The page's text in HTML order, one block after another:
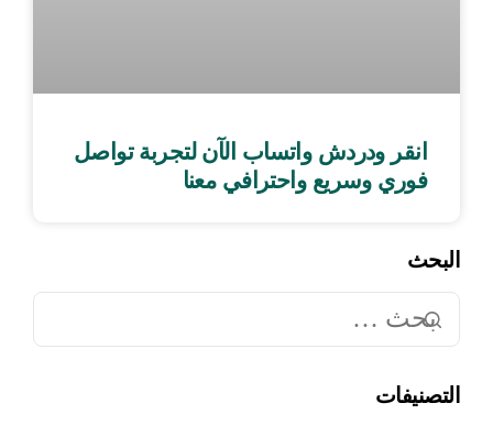
انقر ودردش واتساب الآن لتجربة تواصل
فوري وسريع واحترافي معنا
البحث
التصنيفات